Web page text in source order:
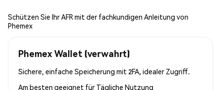
Schützen Sie Ihr AFR mit der fachkundigen Anleitung von
Phemex
Phemex Wallet (verwahrt)
Sichere, einfache Speicherung mit 2FA, idealer Zugriff.
Am besten geeignet für Tägliche Nutzung